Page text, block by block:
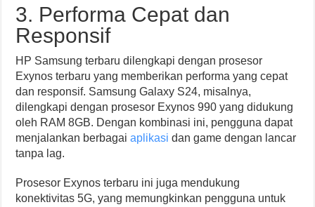
3. Performa Cepat dan
Responsif
HP Samsung terbaru dilengkapi dengan prosesor
Exynos terbaru yang memberikan performa yang cepat
dan responsif. Samsung Galaxy S24, misalnya,
dilengkapi dengan prosesor Exynos 990 yang didukung
oleh RAM 8GB. Dengan kombinasi ini, pengguna dapat
menjalankan berbagaiaplikasi dan game dengan lancar
tanpa lag.
Prosesor Exynos terbaru ini juga mendukung
konektivitas 5G, yang memungkinkan pengguna untuk